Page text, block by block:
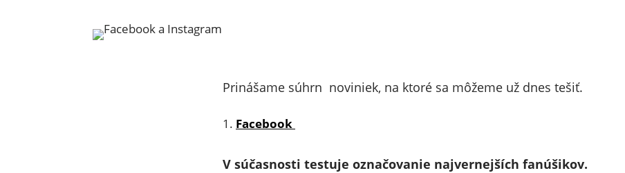
Prinášame súhrn noviniek, na ktoré sa môžeme už dnes tešiť.
Facebook
V súčasnosti testuje označovanie najvernejších fanúšikov.